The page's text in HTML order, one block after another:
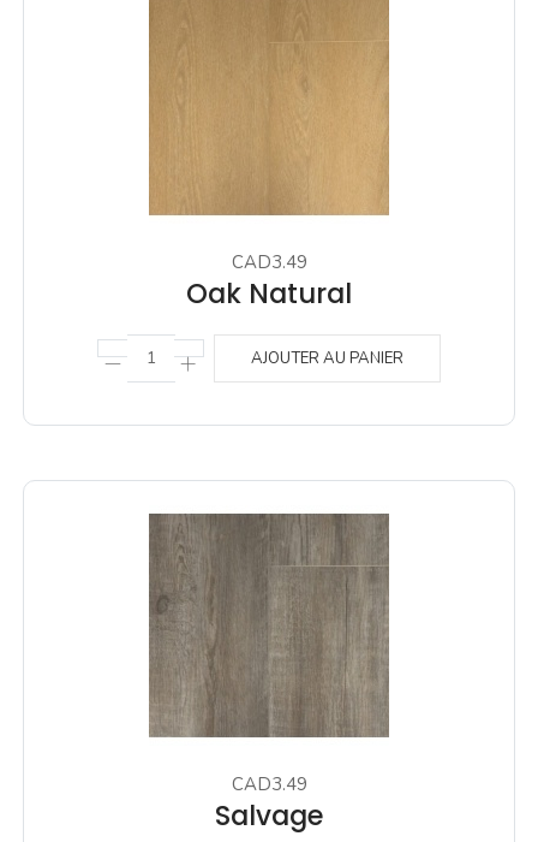
CAD3.49
Oak Natural
AJOUTER AU PANIER
CAD3.49
Salvage